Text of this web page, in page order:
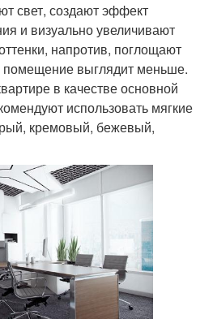
свет, создают эффект
и визуально увеличивают
напротив, поглощают
помещение выглядит меньше.
в качестве основной
использовать мягкие
кремовый, бежевый,